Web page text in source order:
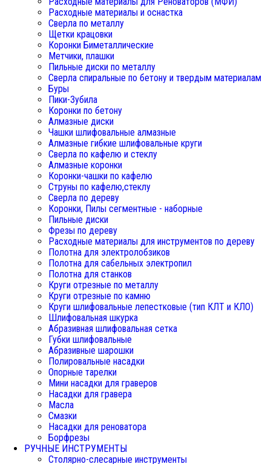
Расходные материалы и оснастка
Сверла по металлу
Щетки крацовки
Коронки Биметаллические
Метчики, плашки
Пильные диски по металлу
Сверла спиральные по бетону и твердым материалам
Буры
Пики-Зубила
Коронки по бетону
Алмазные диски
Чашки шлифовальные алмазные
Алмазные гибкие шлифовальные круги
Сверла по кафелю и стеклу
Алмазные коронки
Коронки-чашки по кафелю
Струны по кафелю,стеклу
Сверла по дереву
Коронки, Пилы сегментные - наборные
Пильные диски
Фрезы по дереву
Расходные материалы для инструментов по дереву
Полотна для электролобзиков
Полотна для сабельных электропил
Полотна для станков
Круги отрезные по металлу
Круги отрезные по камню
Круги шлифовальные лепестковые (тип КЛТ и КЛО)
Шлифовальная шкурка
Абразивная шлифовальная сетка
Губки шлифовальные
Абразивные шарошки
Полировальные насадки
Опорные тарелки
Мини насадки для граверов
Насадки для гравера
Масла
Смазки
Насадки для реноватора
Борфрезы
РУЧНЫЕ ИНСТРУМЕНТЫ
Столярно-слесарные инструменты